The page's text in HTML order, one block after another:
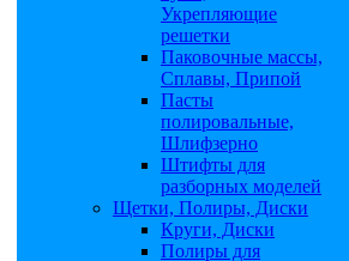
Укрепляющие
решетки
Паковочные массы,
Сплавы, Припой
Пасты
полировальные,
Шлифзерно
Штифты для
разборных моделей
Щетки, Полиры, Диски
Круги, Диски
Полиры для